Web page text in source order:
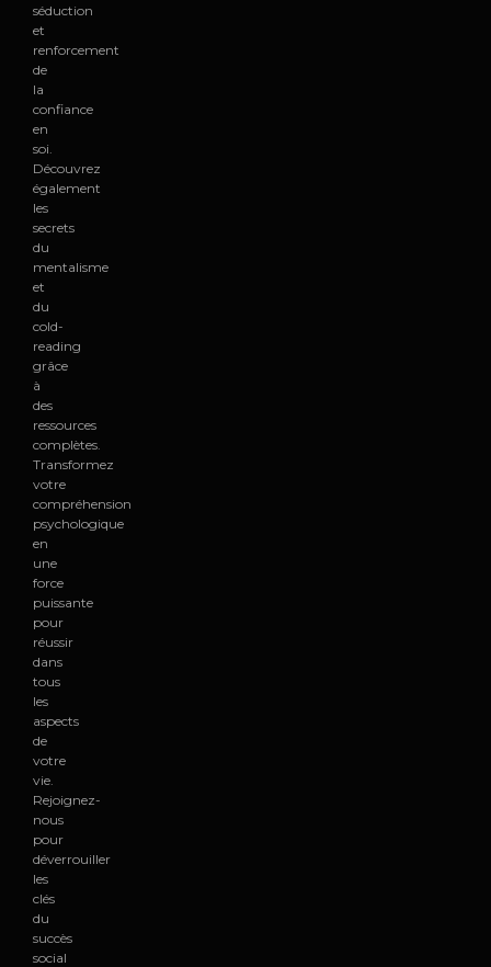
séduction
et
renforcement
de
la
confiance
en
soi.
Découvrez
également
les
secrets
du
mentalisme
et
du
cold-
reading
grâce
à
des
ressources
complètes.
Transformez
votre
compréhension
psychologique
en
une
force
puissante
pour
réussir
dans
tous
les
aspects
de
votre
vie.
Rejoignez-
nous
pour
déverrouiller
les
clés
du
succès
social